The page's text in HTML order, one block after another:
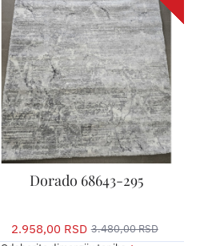
Dorado 68643-295
2.958,00 RSD 3.480,00 RSD